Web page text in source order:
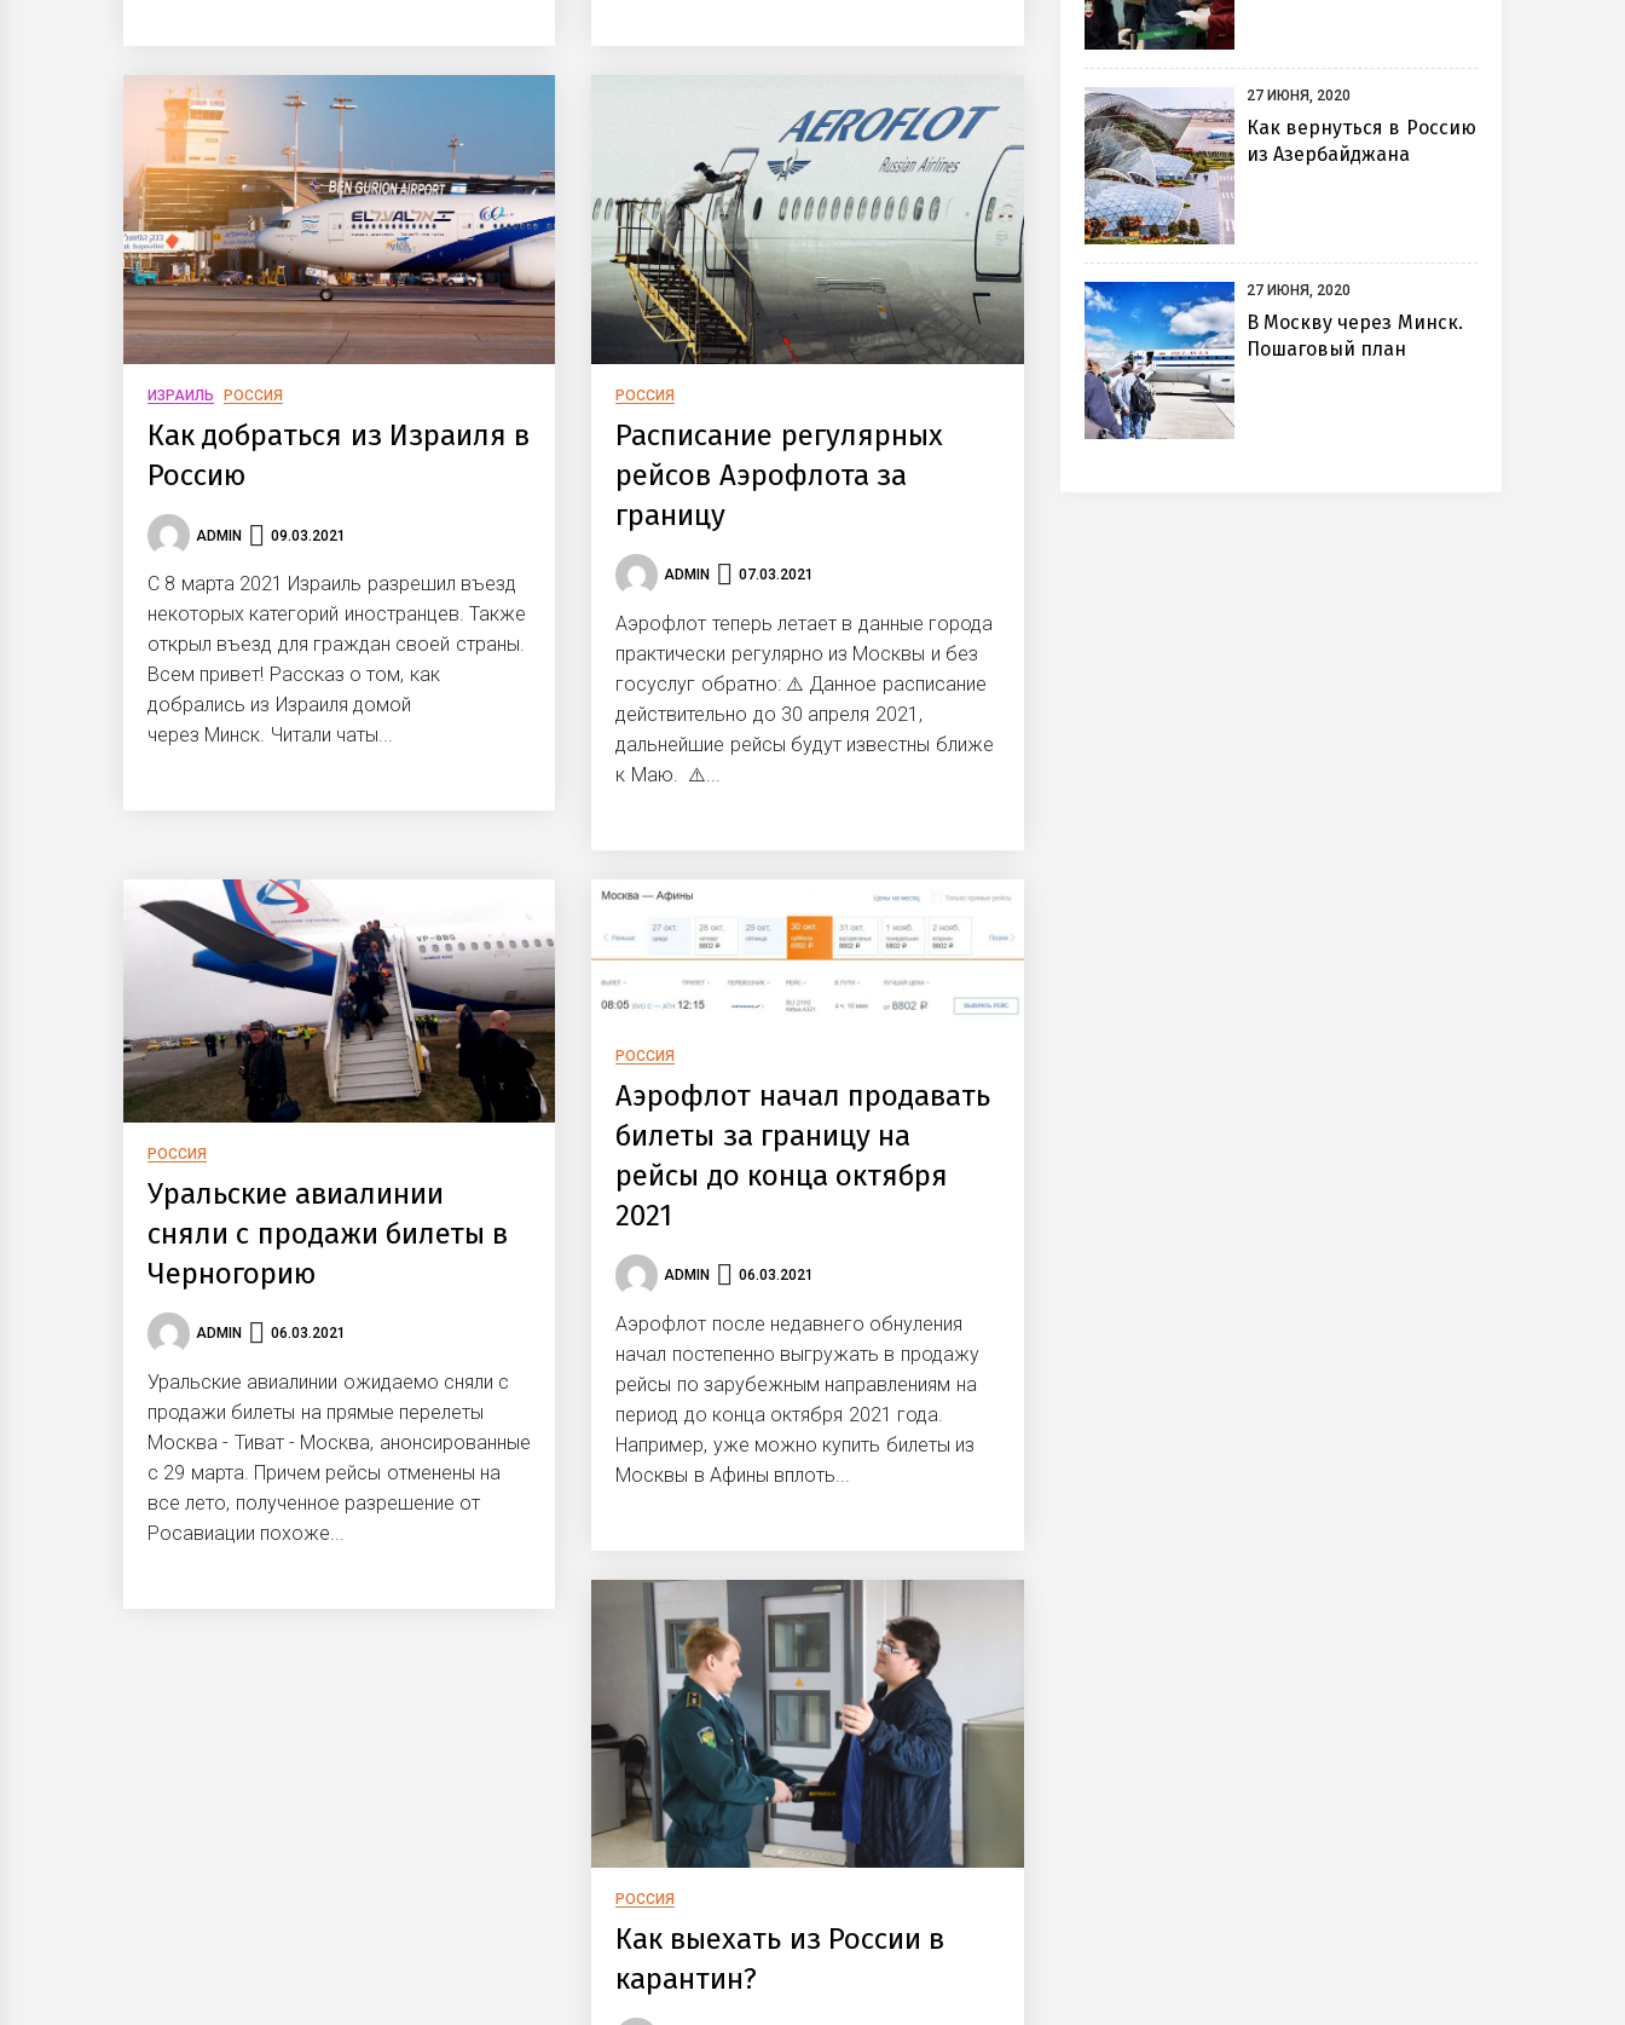
ИЗРАИЛЬ РОССИЯ
Как добраться из Израиля в
Россию
ADMIN 09.03.2021
С 8 марта 2021 Израиль разрешил въезд
некоторых категорий иностранцев. Также
открыл въезд для граждан своей страны.
Всем привет! Рассказ о том, как
добрались из Израиля домой
через Минск. Читали чаты...
РОССИЯ
Расписание регулярных
рейсов Аэрофлота за
границу
ADMIN 07.03.2021
Аэрофлот теперь летает в данные города
практически регулярно из Москвы и без
госуслуг обратно: ⚠️ Данное расписание
действительно до 30 апреля 2021,
дальнейшие рейсы будут известны ближе
к Маю. ⚠️...
РОССИЯ
Уральские авиалинии
сняли с продажи билеты в
Черногорию
ADMIN 06.03.2021
Уральские авиалинии ожидаемо сняли с
продажи билеты на прямые перелеты
Москва - Тиват - Москва, анонсированные
с 29 марта. Причем рейсы отменены на
все лето, полученное разрешение от
Росавиации похоже...
РОССИЯ
Аэрофлот начал продавать
билеты за границу на
рейсы до конца октября
2021
ADMIN 06.03.2021
Аэрофлот после недавнего обнуления
начал постепенно выгружать в продажу
рейсы по зарубежным направлениям на
период до конца октября 2021 года.
Например, уже можно купить билеты из
Москвы в Афины вплоть...
РОССИЯ
Как выехать из России в
карантин?
27 ИЮНЯ, 2020
Как вернуться в Россию
из Азербайджана
27 ИЮНЯ, 2020
В Москву через Минск.
Пошаговый план